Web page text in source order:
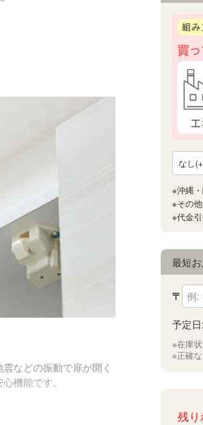
などの振動で扉が開く
機能です。
最短
〒
予定日:
※在庫
※正確
残